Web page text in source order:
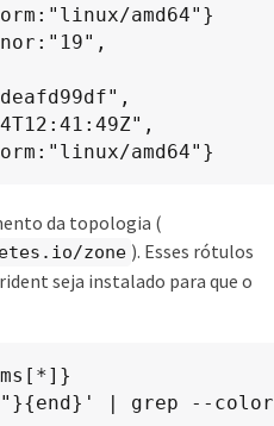
amd64"}
amd64"}
da topologia (
zone ). Esses rótulos
seja instalado para que o
| grep --color